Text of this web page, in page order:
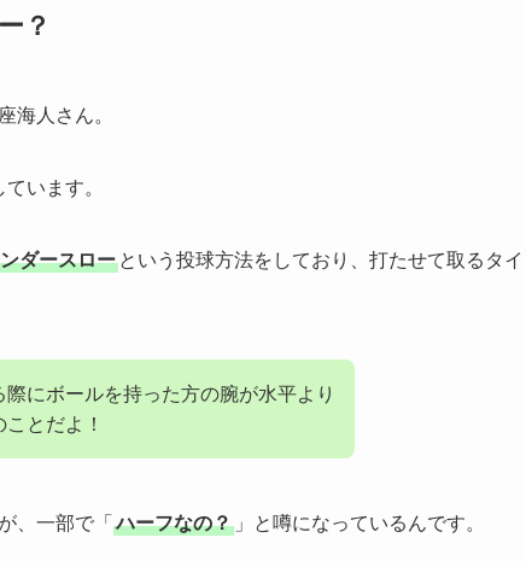
？
海人さん。
います。
ダースロー という投球方法をしており、打たせて取るタイ
にボールを持った方の腕が水平より
とだよ！
、一部で「 ハーフなの？ 」と噂になっているんです。